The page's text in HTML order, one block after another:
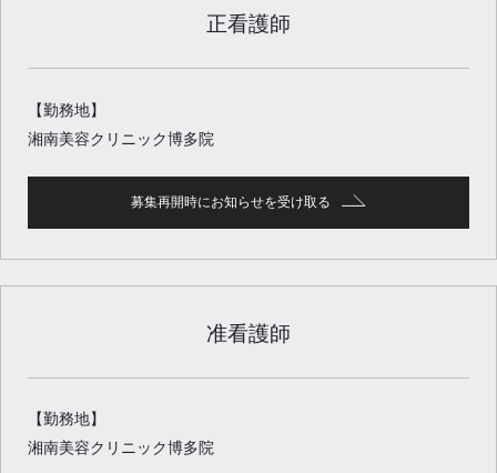
正看護師
【勤務地】
湘南美容クリニック博多院
募集再開時にお知らせを受け取る
准看護師
【勤務地】
湘南美容クリニック博多院